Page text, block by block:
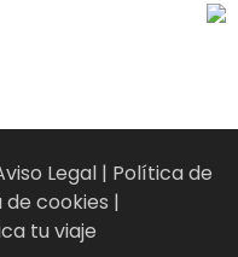
Legal| Política de
de cookies |
tu viaje